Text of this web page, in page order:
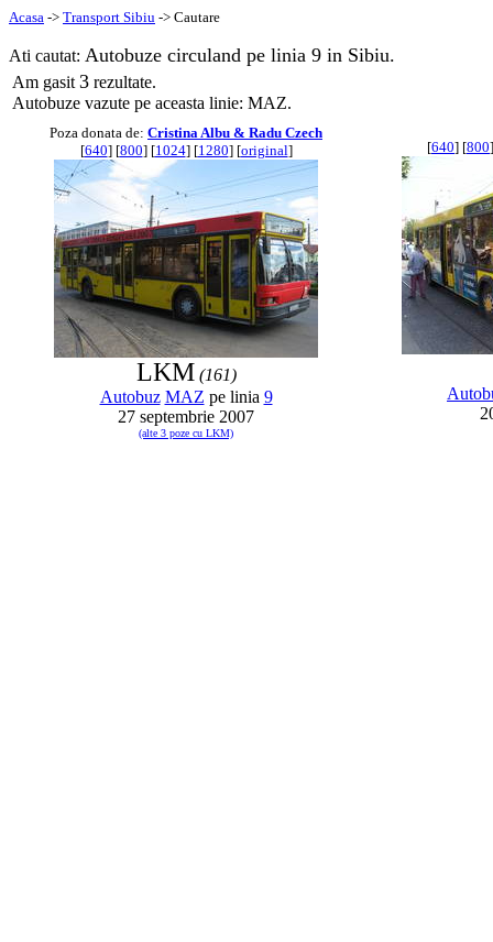
Acasa -> Transport Sibiu -> Cautare
Ati cautat: Autobuze circuland pe linia 9 in Sibiu.
Am gasit 3 rezultate.
Autobuze vazute pe aceasta linie: MAZ.
Poza donata de: Cristina Albu & Radu Czech
[640] [800] [1024] [1280] [original]
LKM (161)
Autobuz MAZ pe linia 9
27 septembrie 2007
(alte 3 poze cu LKM)
[640] [800